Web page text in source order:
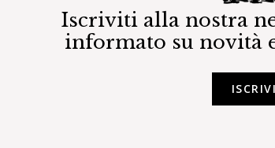
Iscriviti alla nostra
informato su novità